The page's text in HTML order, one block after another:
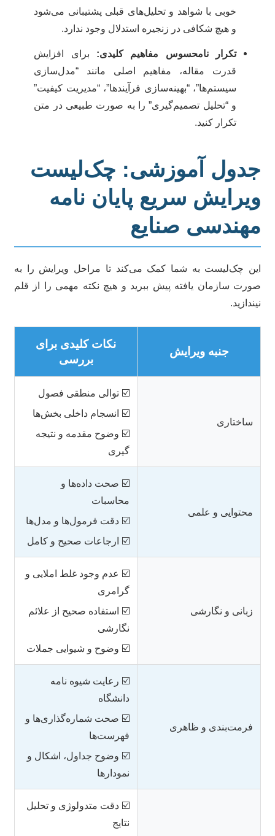
خوبی با شواهد و تحلیل‌های قبلی پشتیبانی می‌شود
و هیچ شکافی در زنجیره استدلال وجود ندارد.
تکرار نامحسوس مفاهیم کلیدی:برای افزایش
قدرت مقاله، مفاهیم اصلی مانند “مدل‌سازی
سیستم‌ها”، “بهینه‌سازی فرآیندها”، “مدیریت کیفیت”
و “تحلیل تصمیم‌گیری” را به صورت طبیعی در متن
تکرار کنید.
آموزشی: چک‌لیست
سریع پایان نامه
صنایع
چک‌لیست به شما کمک می‌کند تا مراحل ویرایش را به
سازمان یافته پیش ببرید و هیچ نکته مهمی را از قلم
جنبه ویرایش
نکات کلیدی برای
بررسی
ساختاری
☑️ توالی منطقی فصول
☑️ انسجام داخلی بخش‌ها
☑️ وضوح مقدمه و نتیجه
گیری
محتوایی و علمی
☑️ صحت داده‌ها و
محاسبات
☑️ دقت فرمول‌ها و مدل‌ها
☑️ ارجاعات صحیح و کامل
زبانی و نگارشی
☑️ عدم وجود غلط املایی و
گرامری
☑️ استفاده صحیح از علائم
نگارشی
☑️ وضوح و شیوایی جملات
فرمت‌بندی و ظاهری
☑️ رعایت شیوه نامه
دانشگاه
☑️ صحت شماره‌گذاری‌ها و
فهرست‌ها
☑️ وضوح جداول، اشکال و
نمودارها
☑️ دقت متدولوژی و تحلیل